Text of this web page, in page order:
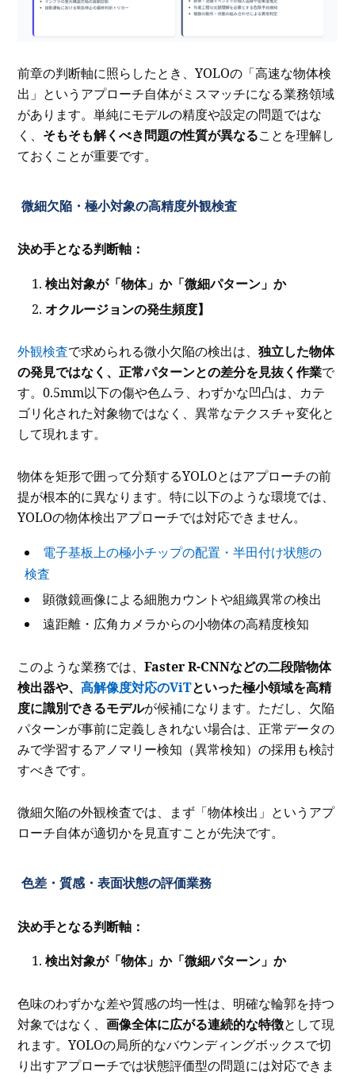
前章の判断軸に照らしたとき、YOLOの「高速な物体検
出」というアプローチ自体がミスマッチになる業務領域
があります。単純にモデルの精度や設定の問題ではな
く、 そもそも解くべき問題の性質が異なることを理解し
ておくことが重要です。
微細欠陥・極小対象の高精度外観検査
決め手となる判断軸：
検出対象が「物体」か「微細パターン」か
オクルージョンの発生頻度】
外観検査で求められる微小欠陥の検出は、独立した物体
の発見ではなく、正常パターンとの差分を見抜く作業で
す。0.5mm以下の傷や色ムラ、わずかな凹凸は、カテ
ゴリ化された対象物ではなく、異常なテクスチャ変化と
して現れます。
物体を矩形で囲って分類するYOLOとはアプローチの前
提が根本的に異なります。特に以下のような環境では、
YOLOの物体検出アプローチでは対応できません。
電子基板上の極小チップの配置・半田付け状態の
検査
顕微鏡画像による細胞カウントや組織異常の検出
遠距離・広角カメラからの小物体の高精度検知
このような業務では、Faster R-CNNなどの二段階物体
検出器や、高解像度対応のViTといった極小領域を高精
度に識別できるモデルが候補になります。ただし、欠陥
パターンが事前に定義しきれない場合は、正常データの
みで学習するアノマリー検知（異常検知）の採用も検討
すべきです。
微細欠陥の外観検査では、まず「物体検出」というアプ
ローチ自体が適切かを見直すことが先決です。
色差・質感・表面状態の評価業務
決め手となる判断軸：
検出対象が「物体」か「微細パターン」か
色味のわずかな差や質感の均一性は、明確な輪郭を持つ
対象ではなく、画像全体に広がる連続的な特徴として現
れます。YOLOの局所的なバウンディングボックスで切
り出すアプローチでは状態評価型の問題には対応できま